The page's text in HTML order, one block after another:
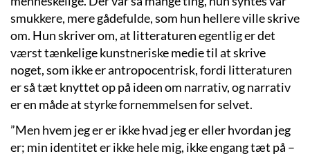
smukkere, mere gådefulde, som hun hellere ville skrive
om. Hun skriver om, at litteraturen egentlig er det
værst tænkelige kunstneriske medie til at skrive
noget, som ikke er antropocentrisk, fordi litteraturen
er så tæt knyttet op på ideen om narrativ, og narrativ
er en måde at styrke fornemmelsen for selvet.
”Men hvem jeg er er ikke hvad jeg er eller hvordan jeg
er; min identitet er ikke hele mig, ikke engang tæt på –